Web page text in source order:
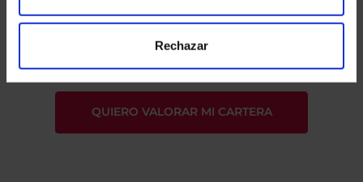
Rechazar
tratamiento de mis datos personales.